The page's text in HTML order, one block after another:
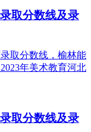
取分数线及录
取分数线及录